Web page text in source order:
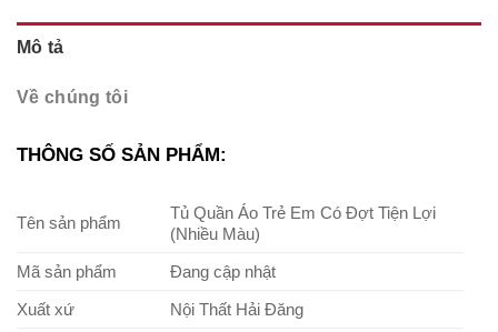
Mô tả
Về chúng tôi
THÔNG SỐ SẢN PHẨM:
Tên sản phẩm
Tủ Quần Áo Trẻ Em Có Đợt Tiện Lợi
(Nhiều Màu)
Mã sản phẩm
Đang cập nhật
Xuất xứ
Nội Thất Hải Đăng